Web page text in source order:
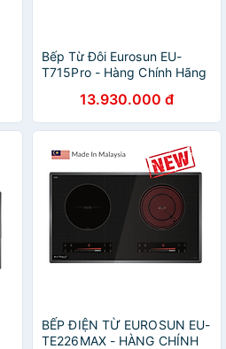
Bếp Từ Đôi Eurosun EU-
T715Pro - Hàng Chính Hãng
13.930.000 đ
BẾP ĐIỆN TỪ EUROSUN EU-
TE226MAX - HÀNG CHÍNH